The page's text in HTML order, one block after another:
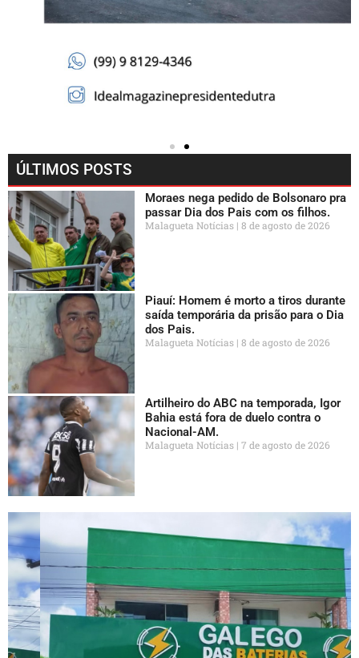
ÚLTIMOS POSTS
Moraes nega pedido de Bolsonaro pra
passar Dia dos Pais com os filhos.
Malagueta Notícias 8 de agosto de 2026
Piauí: Homem é morto a tiros durante
saída temporária da prisão para o Dia
dos Pais.
Malagueta Notícias 8 de agosto de 2026
Artilheiro do ABC na temporada, Igor
Bahia está fora de duelo contra o
Nacional-AM.
Malagueta Notícias 7 de agosto de 2026